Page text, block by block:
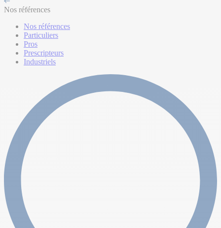
Nos références
Nos références
Particuliers
Pros
Prescripteurs
Industriels